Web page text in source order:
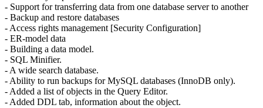
- Support for transferring data from one database server to another
- Backup and restore databases
- Access rights management [Security Configuration]
- ER-model data
- Building a data model.
- SQL Minifier.
- A wide search database.
- Ability to run backups for MySQL databases (InnoDB only).
- Added a list of objects in the Query Editor.
- Added DDL tab, information about the object.